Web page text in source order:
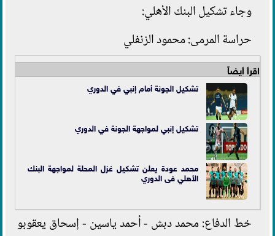
وجاء تشكيل البنك الأهلي:
حراسة المرمى: محمود الزنفلي
اقرأ أيضاً
تشكيل الجونة أمام إنبي في الدوري
تشكيل إنبي لمواجهة الجونة في الدوري
محمد عودة يعلن تشكيل غزل المحلة لمواجهة البنك
الأهلي فى الدوري
خط الدفاع: محمد دبش - أحمد ياسين - إسحاق يعقوبو